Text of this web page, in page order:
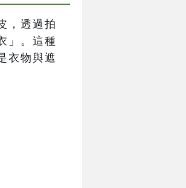
，透過拍
」。這種
衣物與遮